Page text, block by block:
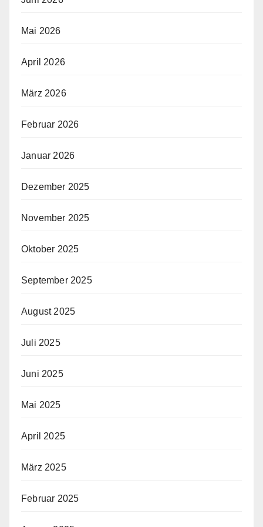
Mai 2026
April 2026
März 2026
Februar 2026
Januar 2026
Dezember 2025
November 2025
Oktober 2025
September 2025
August 2025
Juli 2025
Juni 2025
Mai 2025
April 2025
März 2025
Februar 2025